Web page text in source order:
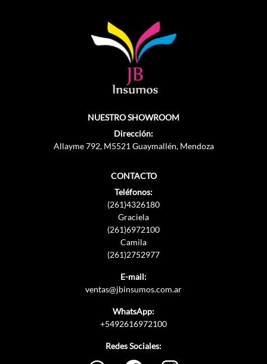
NUESTRO SHOWROOM
Dirección:
Allayme 792, M5521 Guaymallén, Mendoza
CONTACTO
Teléfonos:
(261)4326180
Graciela
(261)6972100
Camila
(261)2752977
E-mail:
ventas@jbinsumos.com.ar
WhatsApp:
+5492616972100
Redes Sociales: